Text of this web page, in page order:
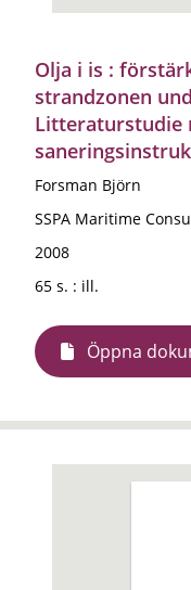
Olja i is :
strandzonen
Litteraturstudie
Forsman Björn
SSPA Maritime
2008
65 s. : ill.
Öppna